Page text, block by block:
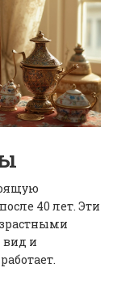
40 лет. Эти
вид и